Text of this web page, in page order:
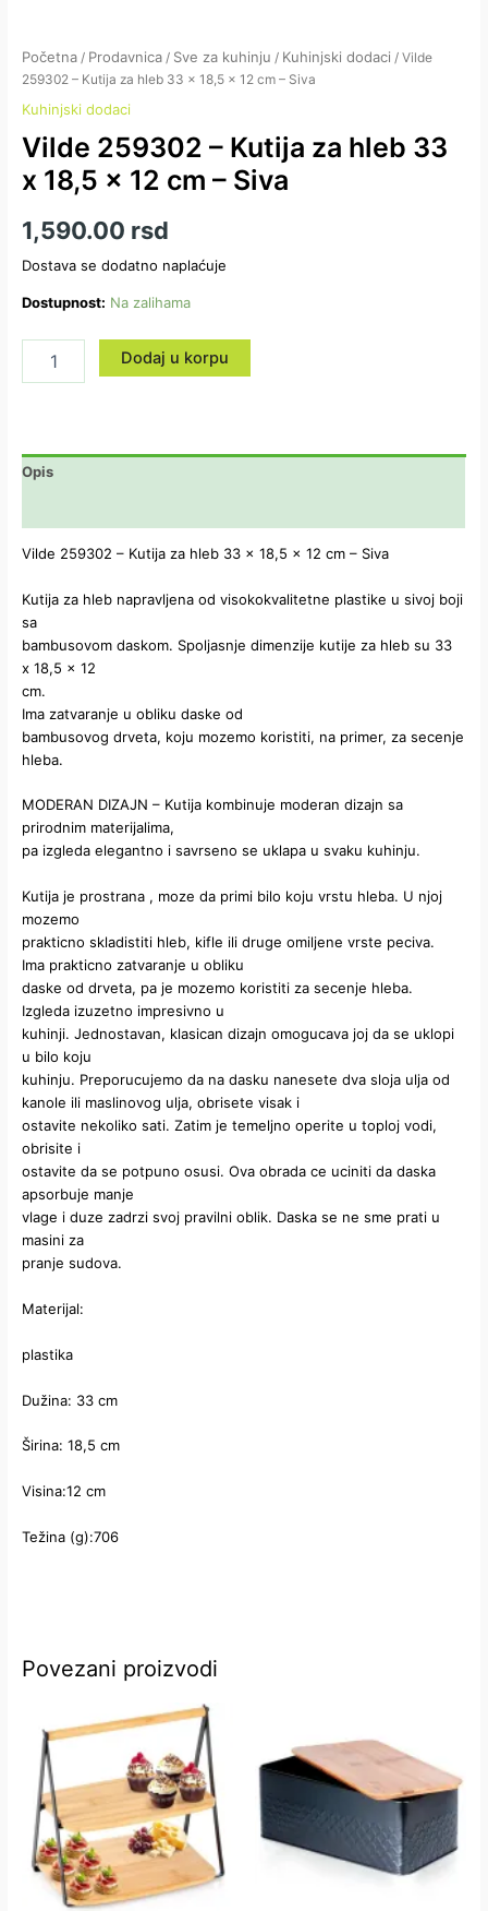
Početna / Prodavnica / Sve za kuhinju / Kuhinjski dodaci / Vilde
259302 – Kutija za hleb 33 x 18,5 x 12 cm – Siva
Kuhinjski dodaci
Vilde 259302 – Kutija za hleb 33
x 18,5 x 12 cm – Siva
1,590.00 rsd
Dostava se dodatno naplaćuje
Dostupnost: Na zalihama
Dodaj u korpu
Opis
Vilde 259302 – Kutija za hleb 33 x 18,5 x 12 cm – Siva
Kutija za hleb napravljena od visokokvalitetne plastike u sivoj boji
sa
bambusovom daskom. Spoljasnje dimenzije kutije za hleb su 33
x 18,5 x 12
cm.
Ima zatvaranje u obliku daske od
bambusovog drveta, koju mozemo koristiti, na primer, za secenje
hleba.
MODERAN DIZAJN – Kutija kombinuje moderan dizajn sa
prirodnim materijalima,
pa izgleda elegantno i savrseno se uklapa u svaku kuhinju.
Kutija je prostrana , moze da primi bilo koju vrstu hleba. U njoj
mozemo
prakticno skladistiti hleb, kifle ili druge omiljene vrste peciva.
Ima prakticno zatvaranje u obliku
daske od drveta, pa je mozemo koristiti za secenje hleba.
Izgleda izuzetno impresivno u
kuhinji. Jednostavan, klasican dizajn omogucava joj da se uklopi
u bilo koju
kuhinju. Preporucujemo da na dasku nanesete dva sloja ulja od
kanole ili maslinovog ulja, obrisete visak i
ostavite nekoliko sati. Zatim je temeljno operite u toploj vodi,
obrisite i
ostavite da se potpuno osusi. Ova obrada ce uciniti da daska
apsorbuje manje
vlage i duze zadrzi svoj pravilni oblik. Daska se ne sme prati u
masini za
pranje sudova.
Materijal:
plastika
Dužina: 33 cm
Širina: 18,5 cm
Visina:12 cm
Težina (g):706
Povezani proizvodi